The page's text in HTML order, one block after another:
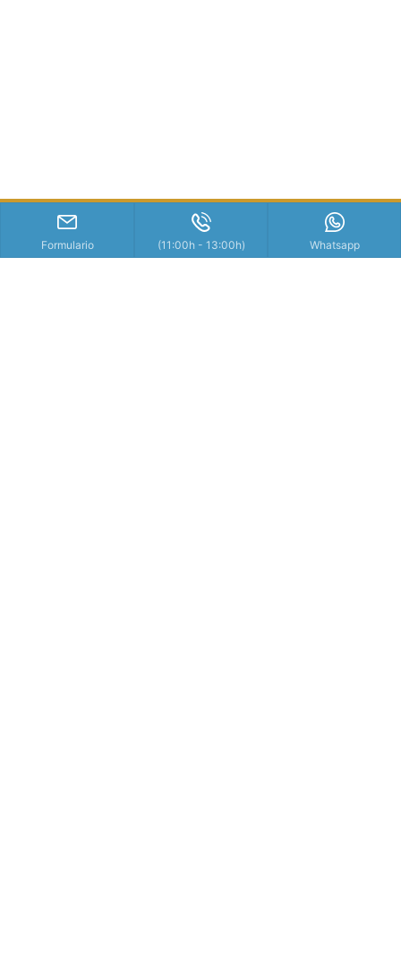
Formulario (11:00h - 13:00h) Whatsapp